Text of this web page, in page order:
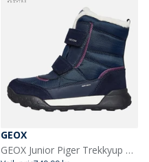
GEOX
GEOX Junior Piger Trekkyup Dobbelt Rem Pelsforet Støvler Marineblå/Lilla